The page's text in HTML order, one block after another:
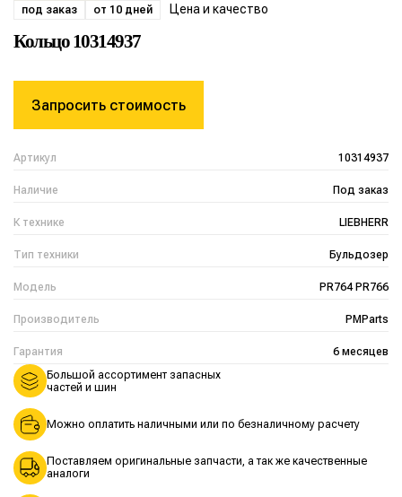
под заказ от 10 дней Цена и качество
Кольцо 10314937
Артикул 10314937
Наличие Под заказ
К технике LIEBHERR
Тип техники Бульдозер
Модель PR764 PR766
Производитель PMParts
Гарантия 6 месяцев
Запросить стоимость
Большой ассортимент запасных
частей и шин
Можно оплатить наличными или по безналичному расчету
Поставляем оригинальные запчасти, а так же качественные
аналоги